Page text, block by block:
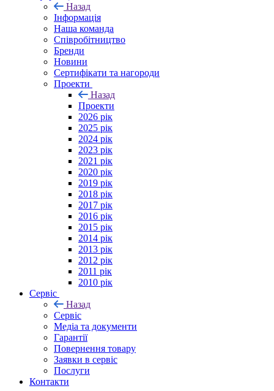
Назад
Інформація
Наша команда
Співробітництво
Бренди
Новини
Сертифікати та нагороди
Проекти
Назад
Проекти
2026 рік
2025 рік
2024 рік
2023 рік
2021 рік
2020 рік
2019 рік
2018 рік
2017 рік
2016 рік
2015 рік
2014 рік
2013 рік
2012 рік
2011 рік
2010 рік
Сервіс
Назад
Сервіс
Медіа та документи
Гарантії
Повернення товару
Заявки в сервіс
Послуги
Контакти